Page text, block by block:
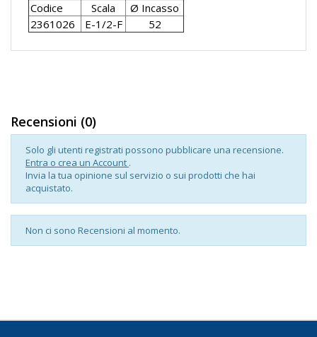
Codice
Scala
Ø Incasso
2361026
E-1/2-F 52
Recensioni (0)
Solo gli utenti registrati possono pubblicare una recensione.
Entra o crea un Account .
Invia la tua opinione sul servizio o sui prodotti che hai
acquistato.
Non ci sono Recensioni al momento.